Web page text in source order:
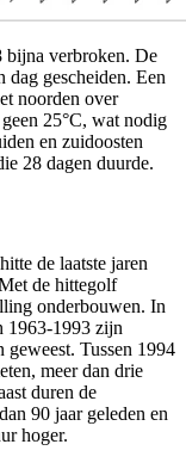
bijna verbroken. De
dag gescheiden. Een
noorden over
25°C, wat nodig
en zuidoosten
28 dagen duurde.
de laatste jaren
de hittegolf
onderbouwen. In
1963-1993 zijn
Tussen 1994
meer dan drie
duren de
90 jaar geleden en
hoger.